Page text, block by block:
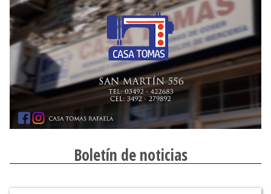
Boletín de noticias